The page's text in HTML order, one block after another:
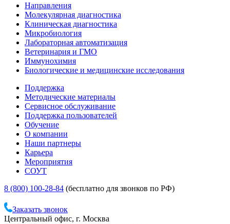
Направления
Молекулярная диагностика
Клиническая диагностика
Микробиология
Лабораторная автоматизация
Ветеринария и ГМО
Иммунохимия
Биологические и медицинские исследования
Поддержка
Методические материалы
Сервисное обслуживание
Поддержка пользователей
Обучение
О компании
Наши партнеры
Карьера
Мероприятия
СОУТ
8 (800) 100-28-84 (бесплатно для звонков по РФ)
Заказать звонок
Центральный офис, г. Москва